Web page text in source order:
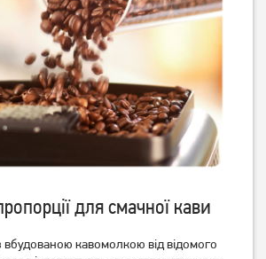
2 839грн
2 269
для смачної кави
кавомолкою від відомого